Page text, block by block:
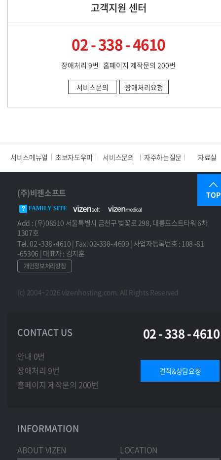
고객지원 센터
02 - 338 - 4610
장애처리 9번 홈페이지 제작문의 200번
서비스문의 장애처리요청
서비스메뉴얼 초보자도우미 서비스문의 자주하는질문 자료실
TOP
(주)비젠소프트
FAMILY SITE
Add : (우)08510 서울특별시 금천구 벚꽃로 298, 대륭포스트타워 6차
1307호
Tel. 02 -338 -4610 | Fax. 02-338- 4609 | 사업자등록번호 : 108 -81
-65306 | 대표자 : 김지훈
개인정보처리방침
(c) 2004~2026 vizenhosting.com. All Rights Reserved
CONTACT US 02 - 338 - 4610
안내 0번
장애처리 9번
홈페이지 제작문의 200번
견적&상담요청
INFORMATION
ABOUT VIZEN LOCATION